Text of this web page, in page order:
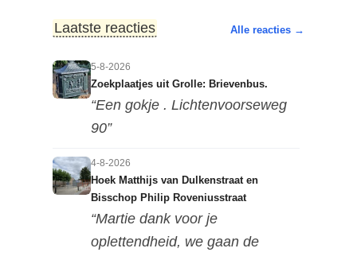
Laatste reacties Alle reacties →
5-8-2026
Zoekplaatjes uit Grolle: Brievenbus.
“Een gokje . Lichtenvoorseweg
90”
4-8-2026
Hoek Matthijs van Dulkenstraat en
Bisschop Philip Roveniusstraat
“Martie dank voor je
oplettendheid, we gaan de